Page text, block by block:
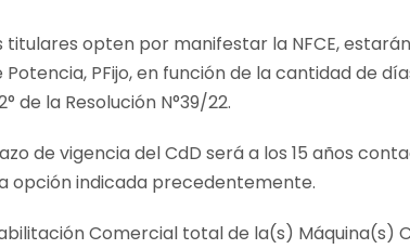
titulares opten por manifestar la NFCE,
Potencia, PFijo, en función de la cantidad de
de la Resolución N°39/22.
de vigencia del CdD será a los 15 años
opción indicada precedentemente.
Comercial total de la(s)